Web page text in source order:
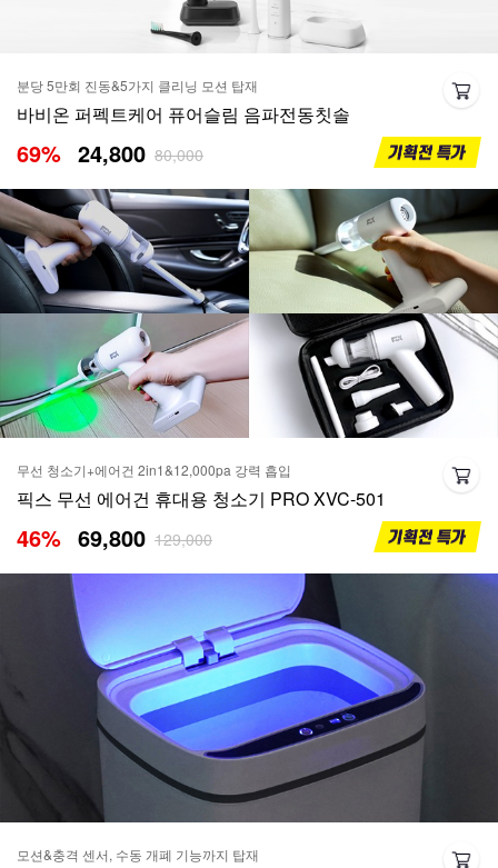
분당 5만회 진동&5가지 클리닝 모션 탑재
바비온 퍼펙트케어 퓨어슬림 음파전동칫솔
69% 24,800 80,000
무선 청소기+에어건 2in1&12,000pa 강력 흡입
픽스 무선 에어건 휴대용 청소기 PRO XVC-501
46% 69,800 129,000
모션&충격 센서, 수동 개폐 기능까지 탑재